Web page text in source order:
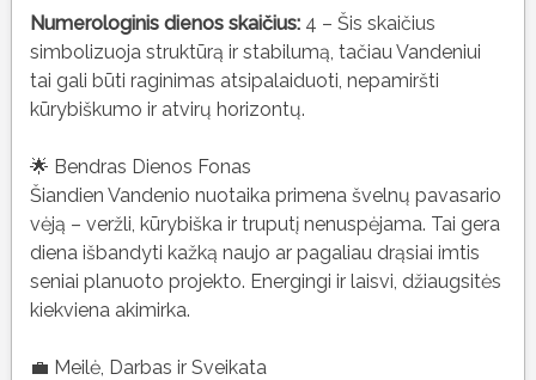
Numerologinis dienos skaičius:4 – Šis skaičius
simbolizuoja struktūrą ir stabilumą, tačiau Vandeniui
tai gali būti raginimas atsipalaiduoti, nepamiršti
kūrybiškumo ir atvirų horizontų.
🌟 Bendras Dienos Fonas
Šiandien Vandenio nuotaika primena švelnų pavasario
vėją – veržli, kūrybiška ir truputį nenuspėjama. Tai gera
diena išbandyti kažką naujo ar pagaliau drąsiai imtis
seniai planuoto projekto. Energingi ir laisvi, džiaugsitės
kiekviena akimirka.
💼 Meilė, Darbas ir Sveikata